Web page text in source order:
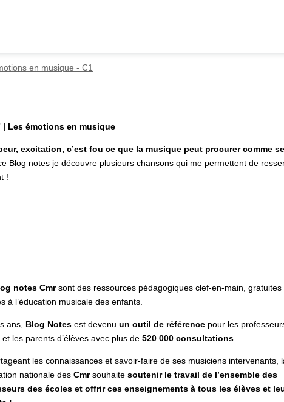
en musique - C1
| Les émotions en musique
excitation, c’est fou ce que la musique peut procurer comme
Blog notes je découvre plusieurs chansons qui me permettent de
!
notes Cmr sont des ressources pédagogiques clef-en-main, gratuites
à l’éducation musicale des enfants.
ans, Blog Notes est devenu un outil de référence pour les
et les parents d’élèves avec plus de 520 000 consultations
les connaissances et savoir-faire de ses musiciens intervenants,
nationale des Cmrsouhaite soutenir le travail de l’ensemble des
des écoles et offrir ces enseignements à tous les élèves et